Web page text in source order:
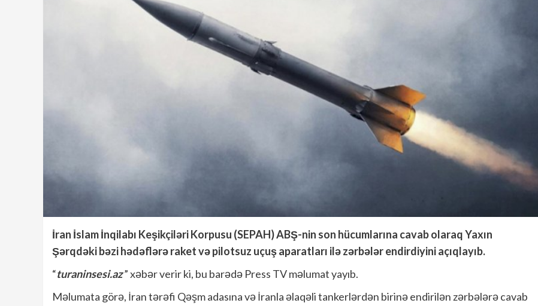
İran İslam İnqilabı Keşikçiləri Korpusu (SEPAH) ABŞ-nin son hücumlarına cavab olaraq Yaxın
Şərqdəki bəzi hədəflərə raket və pilotsuz uçuş aparatları ilə zərbələr endirdiyini açıqlayıb.
“turaninsesi.az” xəbər verir ki, bu barədə Press TV məlumat yayıb.
Məlumata görə, İran tərəfi Qəşm adasına və İranla əlaqəli tankerlərdən birinə endirilən zərbələrə cavab